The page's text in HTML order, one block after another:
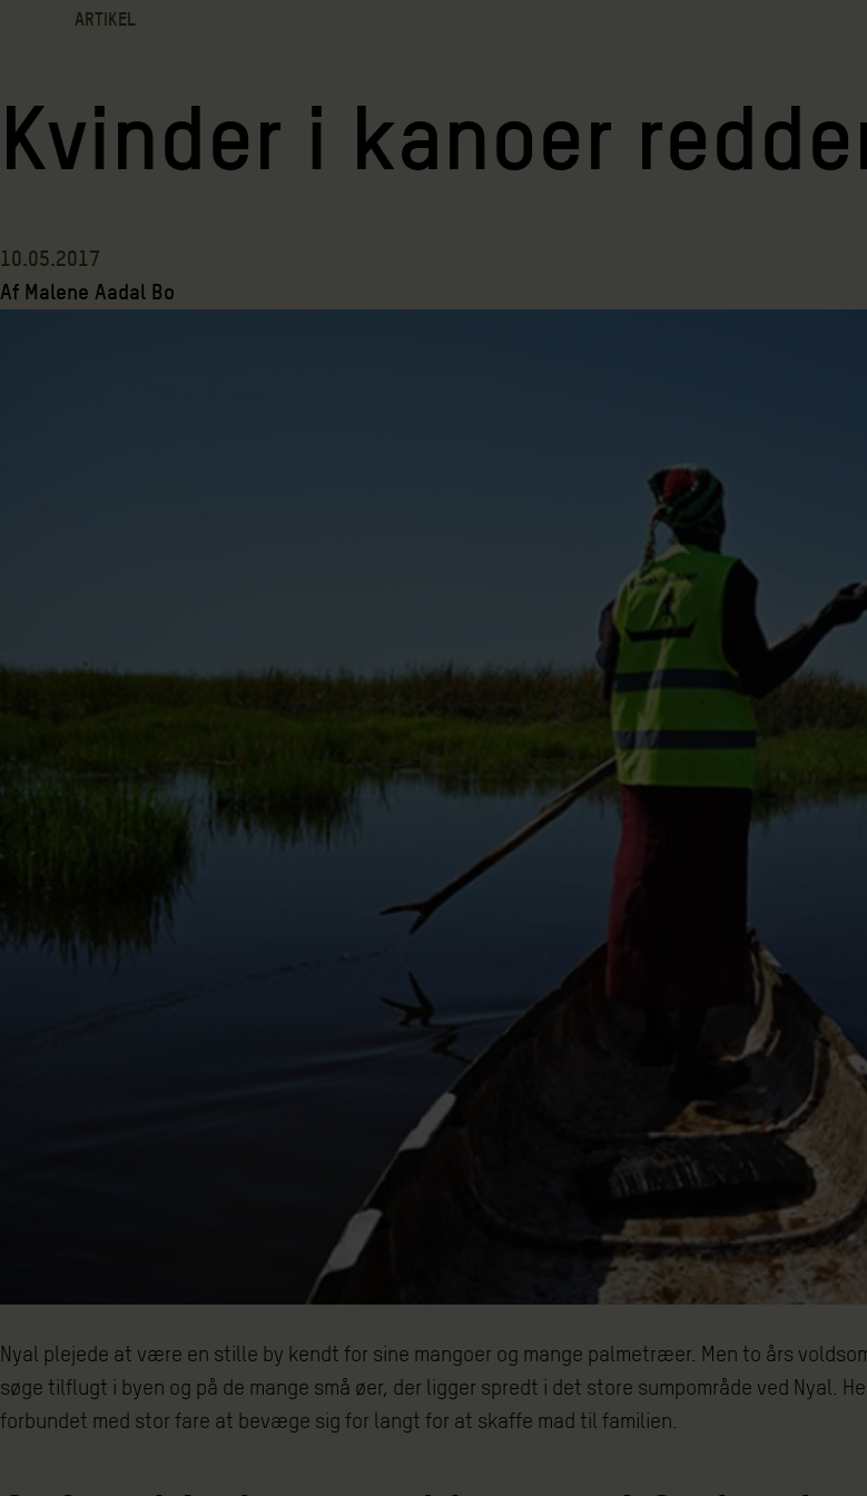
ARTIKEL
Kvinder i kanoer
10.05.2017
Af Malene Aadal Bo
Nyal plejede at være en stille by kendt for sine mangoer og mange palmetræer. Men to års
søge tilflugt i byen og på de mange små øer, der ligger spredt i det store sumpområde ved Nyal.
forbundet med stor fare at bevæge sig for langt for at skaffe mad til familien.